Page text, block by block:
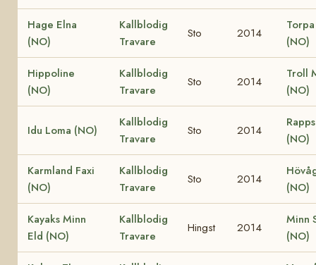
Hage Elna
(NO)
Kallblodig
Travare
Sto 2014
(NO)
Hippoline
(NO)
Kallblodig
Travare
Sto 2014
Troll
(NO)
Idu Loma (NO)
Kallblodig
Travare
Sto 2014
(NO)
Karmland Faxi
(NO)
Kallblodig
Travare
Sto 2014
(NO)
Kayaks Minn
Eld (NO)
Kallblodig
Travare
Hingst 2014
Minn
(NO)